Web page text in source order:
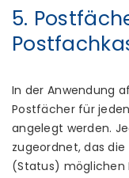
5.
In der Anwendung
Postfächer für
angelegt werden.
zugeordnet, das
(Status) möglichen